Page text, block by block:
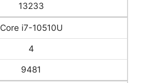
13233
Core i7-10510U
4
9481